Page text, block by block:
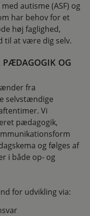
autisme (ASF) og
har behov for et
høj faglighed,
til at være dig selv.
OG
fra
selvstændige
Vi
pædagogik,
og følges af
i både op- og
for udvikling via: